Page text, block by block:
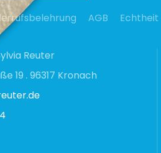
AGB
Reuter
19 . 96317 Kronach